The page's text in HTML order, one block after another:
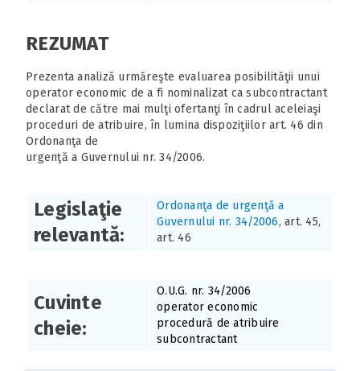
REZUMAT
Prezenta analiză urmăreşte evaluarea posibilităţii unui
operator economic de a fi nominalizat ca subcontractant
declarat de către mai mulţi ofertanţi în cadrul aceleiaşi
proceduri de atribuire, în lumina dispoziţiilor art. 46 din
Ordonanţa de
urgenţă a Guvernului nr. 34/2006.
Legislaţie
relevantă:
Ordonanţa de urgenţă a
Guvernului nr. 34/2006, art. 45,
art. 46
Cuvinte
cheie:
O.U.G. nr. 34/2006
operator economic
procedură de atribuire
subcontractant